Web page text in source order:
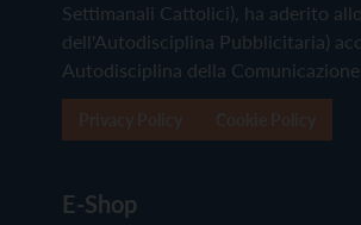
Settimanali Cattolici), ha aderito
dell'Autodisciplina Pubblicitaria)
Autodisciplina della
E-Shop